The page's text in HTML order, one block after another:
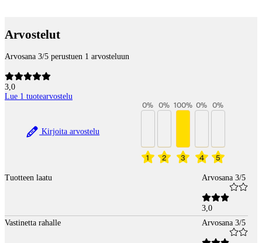
Arvostelut
Arvosana 3/5 perustuen 1 arvosteluun
3,0
Lue 1 tuotearvostelu
Kirjoita arvostelu
1
0%
2
0%
3
100%
4
0%
5
0%
Tuotteen laatu Arvosana 3/5
3,0
Vastinetta rahalle
Arvosana 3/5